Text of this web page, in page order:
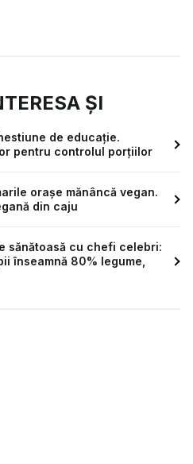
ȘI
de educație.
pentru controlul porțiilor
orașe mănâncă vegan.
din caju
sănătoasă cu chefi celebri:
înseamnă 80% legume,